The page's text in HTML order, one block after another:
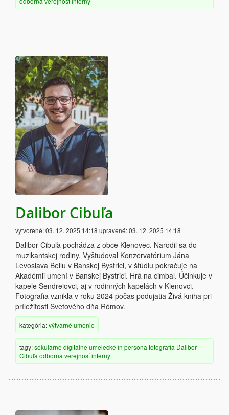
Dalibor Cibuľa
vytvorené:03. 12. 2025 14:18 upravené:03. 12. 2025 14:18
Dalibor Cibuľa pochádza z obce Klenovec. Narodil sa do
muzikantskej rodiny. Vyštudoval Konzervatórium Jána
Levoslava Bellu v Banskej Bystrici, v štúdiu pokračuje na
Akadémii umení v Banskej Bystrici. Hrá na cimbal. Účinkuje v
kapele Sendreiovci, aj v rodinných kapelách v Klenovci.
Fotografia vznikla v roku 2024 počas podujatia Živá kniha pri
príležitosti Svetového dňa Rómov.
kategória:výtvarné umenie
tagy:sekulárne digitálne umelecké in persona fotografia Dalibor
Cibuľa odborná verejnosťinterný